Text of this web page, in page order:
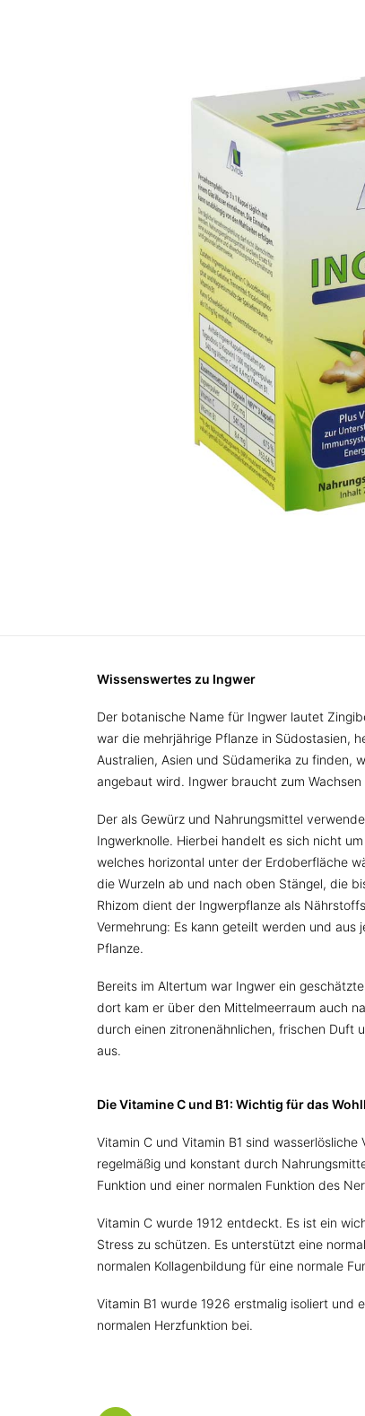
Wissenswertes zu Ingwer
Der botanische Name für Ingwer lautet
war die mehrjährige Pflanze in Südostasien,
Australien, Asien und Südamerika zu finden,
angebaut wird. Ingwer braucht zum
Der als Gewürz und Nahrungsmittel
Ingwerknolle. Hierbei handelt es sich nicht
welches horizontal unter der Erdoberfläche
die Wurzeln ab und nach oben Stängel, die
Rhizom dient der Ingwerpflanze als
Vermehrung: Es kann geteilt werden und aus
Pflanze.
Bereits im Altertum war Ingwer ein
dort kam er über den Mittelmeerraum auch
durch einen zitronenähnlichen, frischen Duft
aus.
Die Vitamine C und B1: Wichtig für das
Vitamin C und Vitamin B1 sind
regelmäßig und konstant durch
Funktion und einer normalen Funktion des
Vitamin C wurde 1912 entdeckt. Es ist ein
Stress zu schützen. Es unterstützt eine
normalen Kollagenbildung für eine normale
Vitamin B1 wurde 1926 erstmalig isoliert und
normalen Herzfunktion bei.